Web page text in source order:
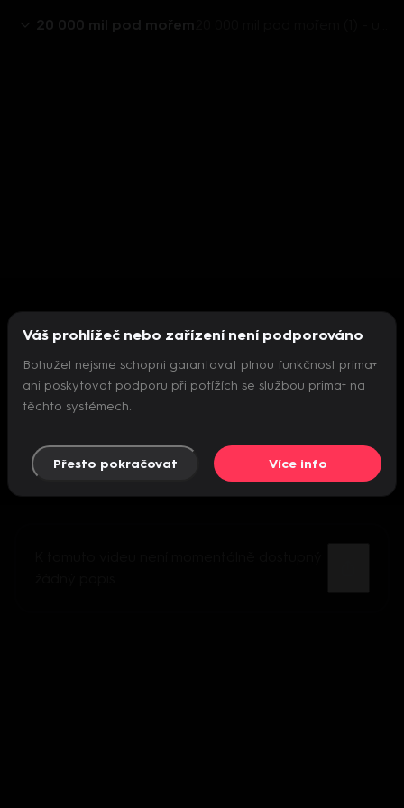
20 000 mil pod mořem
Nepodařilo se inicializovat přehrávač
Váš prohlížeč nebo zařízení není podporováno
Bohužel nejsme schopni garantovat plnou funkčnost prima+
ani poskytovat podporu při potížích se službou prima+ na
těchto systémech.
Přesto pokračovat Více info